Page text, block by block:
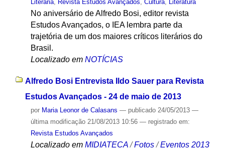
Literária, Revista Estudos Avançados, Cultura, Literatura
No aniversário de Alfredo Bosi, editor revista
Estudos Avançados, o IEA lembra parte da
trajetória de um dos maiores críticos literários do
Brasil.
Localizado em NOTÍCIAS
Alfredo Bosi Entrevista Ildo Sauer para Revista
Estudos Avançados - 24 de maio de 2013
por Maria Leonor de Calasans — publicado24/05/2013 —
última modificação21/08/2013 10:56 — registrado em:
Revista Estudos Avançados
Localizado em MIDIATECA /Fotos /Eventos 2013